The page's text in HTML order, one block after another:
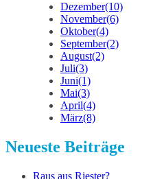
Dezember(10)
November(6)
Oktober(4)
September(2)
August(2)
Juli(3)
Juni(1)
Mai(3)
April(4)
März(8)
Neueste Beiträge
Raus aus Riester?